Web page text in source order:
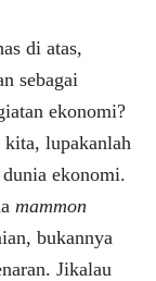
di atas,
sebagai
ekonomi?
lupakanlah
ekonomi.
mammon
bukannya
Jikalau